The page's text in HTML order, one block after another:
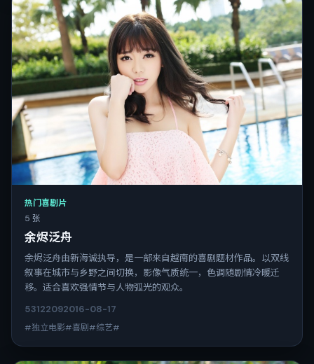
热门喜剧片
5 张
余烬泛舟
余烬泛舟由新海诚执导，是一部来自越南的喜剧题材作品。以双线
叙事在城市与乡野之间切换，影像气质统一，色调随剧情冷暖迁
移。适合喜欢强情节与人物弧光的观众。
53122092016-08-17
#独立电影#喜剧#综艺#